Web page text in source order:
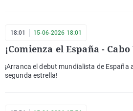
18:01 15-06-2026 18:01
¡Comienza el España -
¡Arranca el debut mundialista de España
segunda estrella!